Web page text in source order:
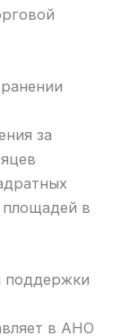
за
в
поддержки
в АНО